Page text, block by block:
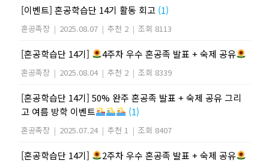
[이벤트] 혼공학습단 14기 활동 회고 (1)
혼공족장 | 2025.08.07 | 추천 2 | 조회 8113
[혼공학습단 14기] 4주차 우수 혼공족 발표 + 숙제 공유
혼공족장 | 2025.08.04 | 추천 2 | 조회 8339
[혼공학습단 14기] 50% 완주 혼공족 발표 + 숙제 공유 그리
고 여름 방학 이벤트
(1)
혼공족장 | 2025.07.24 | 추천 1 | 조회 8407
[혼공학습단 14기] 2주차 우수 혼공족 발표 + 숙제 공유